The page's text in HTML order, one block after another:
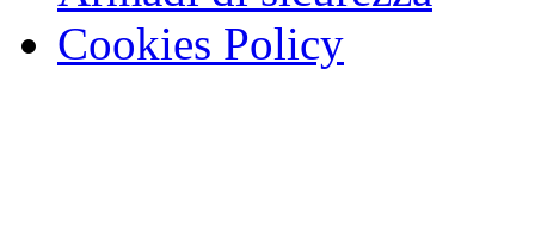
Cookies Policy